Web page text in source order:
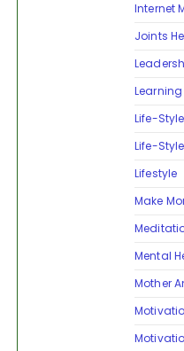
Internet
Joints
Learning
Life-Style
Life-
Lifestyle
Make
Mental
Mother